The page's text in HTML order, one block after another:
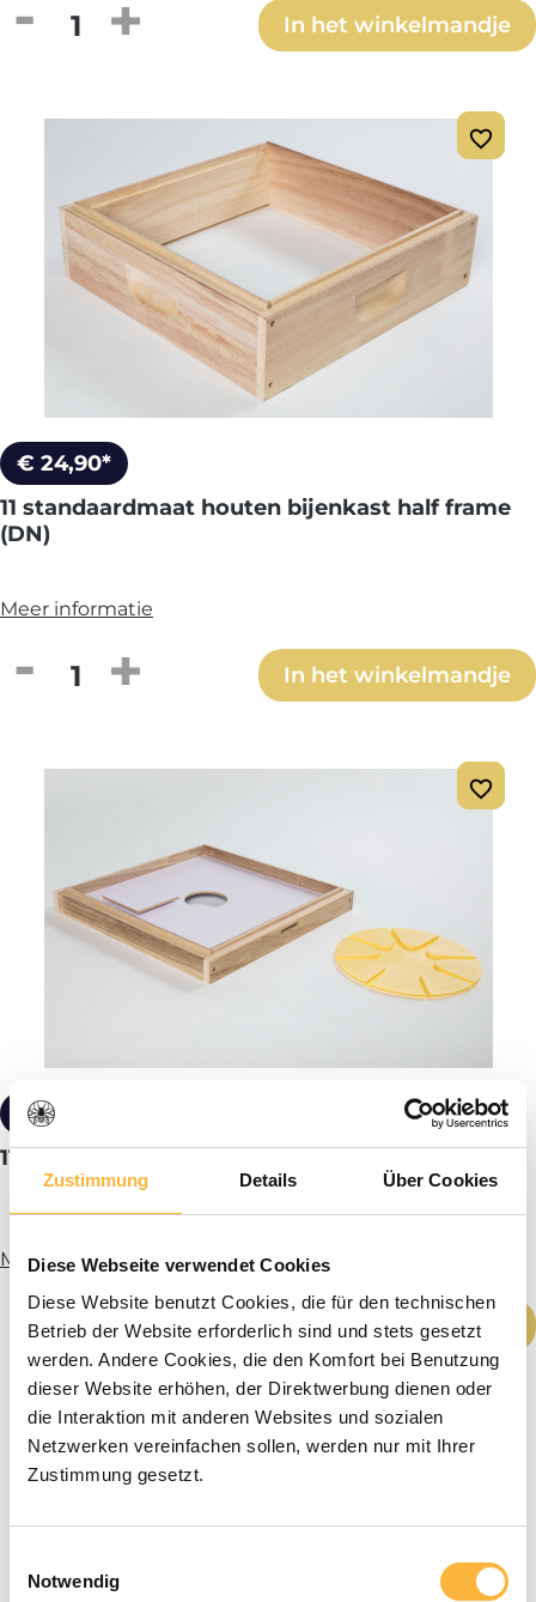
Zustimmung Details Über Cookies
Diese Webseite verwendet Cookies
Diese Website benutzt Cookies, die für den technischen
Betrieb der Website erforderlich sind und stets gesetzt
werden. Andere Cookies, die den Komfort bei Benutzung
dieser Website erhöhen, der Direktwerbung dienen oder
die Interaktion mit anderen Websites und sozialen
Netzwerken vereinfachen sollen, werden nur mit Ihrer
Zustimmung gesetzt.
Notwendig
Producthoeveelheid: Voer deIn het winkelmandje
€ 24,90*
11 standaardmaat houten bijenkast half frame
(DN)
Meer informatie
Producthoeveelheid: Voer deIn het winkelmandje
€ 25,50*
11er standaardmaat buit tussenplank (DN)
Meer informatie
Producthoeveelheid: Voer deIn het winkelmandje